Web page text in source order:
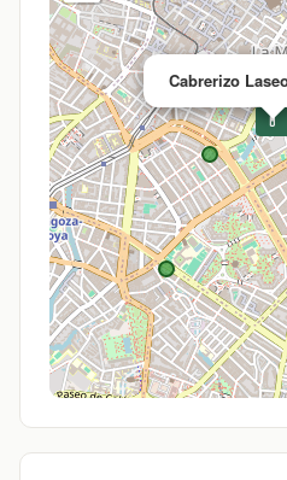
💊
Cabrerizo